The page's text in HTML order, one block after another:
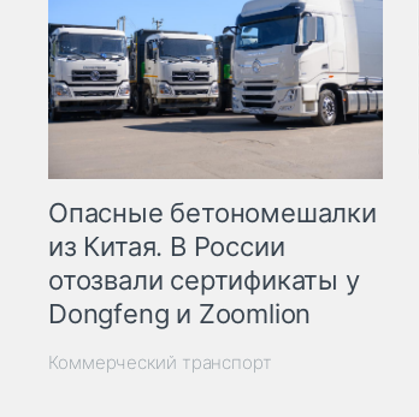
Опасные бетономешалки
из Китая. В России
отозвали сертификаты у
Dongfeng и Zoomlion
Коммерческий транспорт